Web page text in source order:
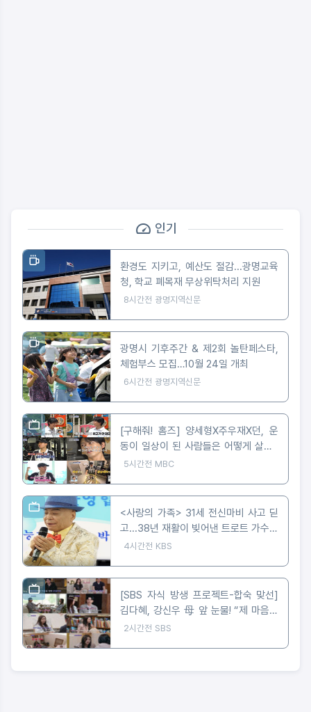
인기
환경도 지키고, 예산도 절감...광명교육
청, 학교 폐목재 무상위탁처리 지원
8시간전 광명지역신문
광명시 기후주간 & 제2회 놀탄페스타,
체험부스 모집…10월 24일 개최
6시간전 광명지역신문
[구해줘! 홈즈] 양세형X주우재X던, 운
동이 일상이 된 사람들은 어떻게 살까?
'운동세권' 임장 특집!
5시간전 MBC
<사랑의 가족> 31세 전신마비 사고 딛
고...38년 재활이 빚어낸 트로트 가수의
꿈
4시간전 KBS
[SBS 자식 방생 프로젝트-합숙 맞선]
김다혜, 강신우 母 앞 눈물! “제 마음은
이미 정리 완료” 최종선택 D-1 러브라
2시간전 SBS